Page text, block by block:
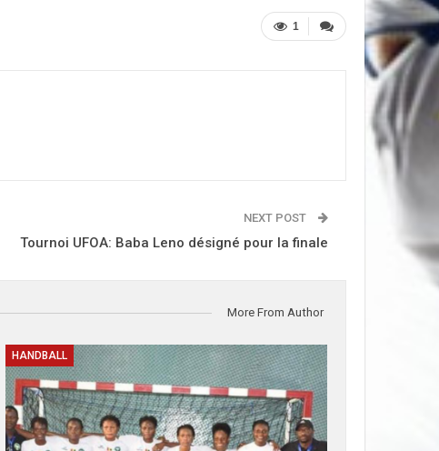
1
NEXT POST
Tournoi UFOA: Baba Leno désigné pour la finale
More From Author
HANDBALL